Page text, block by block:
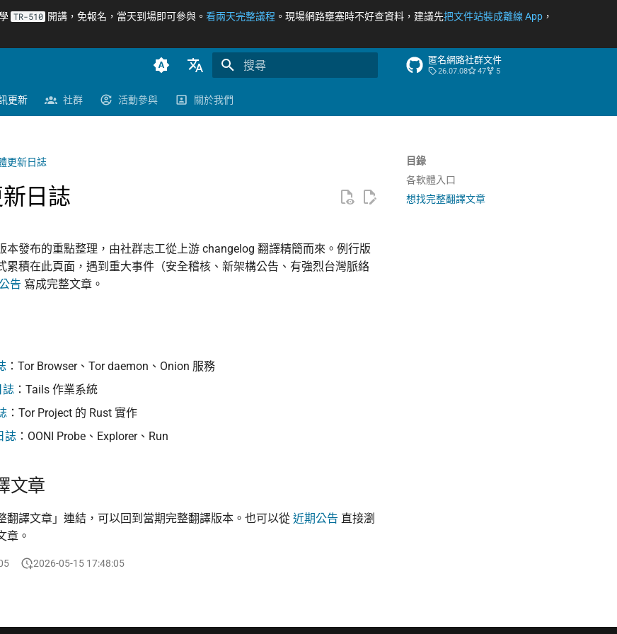
TR-510 開講，免報名，當天到場即可參與。 看兩天完整議程 。現場網路壅塞時不好查資料，建議先把文件站裝成離線 App ，
臺灣正體（zh-TW）
匿名網路社群文件
26.07.08 47 5
更新 社群 活動參與 關於我們
目錄
各軟體入口
想找完整翻譯文章
更新日誌
日誌
本發布的重點整理，由社群志工從上游 changelog 翻譯精簡而來。例行版
累積在此頁面，遇到重大事件（安全稽核、新架構公告、有強烈台灣脈絡
告 寫成完整文章。
：Tor Browser、Tor daemon、Onion 服務
誌 ：Tails 作業系統
：Tor Project 的 Rust 實作
誌 ：OONI Probe、Explorer、Run
文章
翻譯文章」連結，可以回到當期完整翻譯版本。也可以從 近期公告 直接瀏
章。
2026-05-15 17:48:05